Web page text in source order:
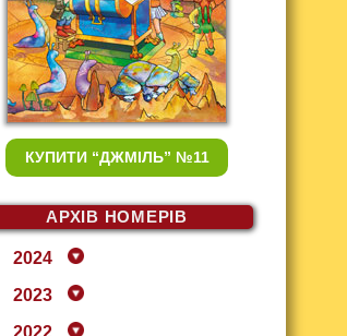
КУПИТИ “ДЖМІЛЬ” №11
АРХІВ НОМЕРІВ
2024
2023